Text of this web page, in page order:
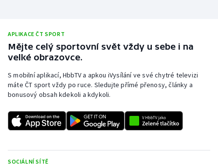
APLIKACE ČT SPORT
Mějte celý sportovní svět vždy u sebe i na
velké obrazovce.
S mobilní aplikací, HbbTV a apkou iVysílání ve své chytré televizi
máte ČT sport vždy po ruce. Sledujte přímé přenosy, články a
bonusový obsah kdekoli a kdykoli.
SOCIÁLNÍ SÍTĚ